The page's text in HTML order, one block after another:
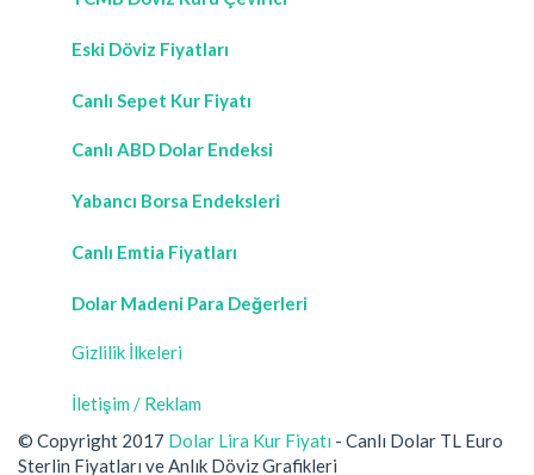
Eski Döviz Fiyatları
Canlı Sepet Kur Fiyatı
Canlı ABD Dolar Endeksi
Yabancı Borsa Endeksleri
Canlı Emtia Fiyatları
Dolar Madeni Para Değerleri
Gizlilik İlkeleri
İletişim / Reklam
© Copyright 2017 Dolar Lira Kur Fiyatı - Canlı Dolar TL Euro
Sterlin Fiyatları ve Anlık Döviz Grafikleri